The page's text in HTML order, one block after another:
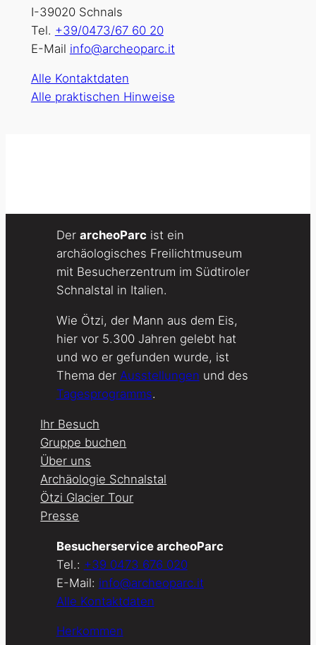
I-39020 Schnals
Tel. +39/0473/67 60 20
E-Mail info@archeoparc.it
Alle Kontaktdaten
Alle praktischen Hinweise
Der archeoParc ist ein
archäologisches Freilichtmuseum
mit Besucherzentrum im Südtiroler
Schnalstal in Italien.
Wie Ötzi, der Mann aus dem Eis,
hier vor 5.300 Jahren gelebt hat
und wo er gefunden wurde, ist
Thema der Ausstellungen und des
Tagesprogramms.
Ihr Besuch
Gruppe buchen
Über uns
Archäologie Schnalstal
Ötzi Glacier Tour
Presse
Besucherservice archeoParc
Tel.: +39 0473 676 020
E-Mail: info@archeoparc.it
Alle Kontaktdaten
Herkommen